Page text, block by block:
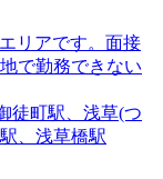
リアです。面接
で勤務できない
徒町駅、浅草(つ
、浅草橋駅